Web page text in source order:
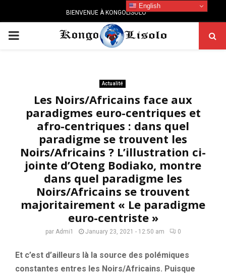
BIENVENUE À KONGOLISOLO
PRIMARY
Actualité
Les Noirs/Africains face aux
paradigmes euro-centriques et
afro-centriques : dans quel
paradigme se trouvent les
Noirs/Africains ? L’illustration ci-
jointe d’Oteng Bodiako, montre
dans quel paradigme les
Noirs/Africains se trouvent
majoritairement « Le paradigme
euro-centriste »
par Admi1 January 23, 2021 - 12:50 am 0
Et c’est d’ailleurs là la source des polémiques
constantes entres les Noirs/Africains. Puisque
English